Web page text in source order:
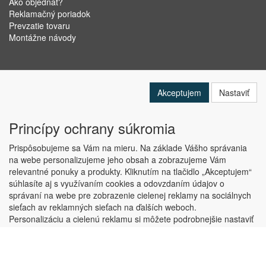
Reklamačný poriadok
Prevzatie tovaru
Montážne návody
Copyright © ABRA Software a.s. 2019
Akceptujem Nastaviť
Princípy ochrany súkromia
Prispôsobujeme sa Vám na mieru. Na základe Vášho správania
na webe personalizujeme jeho obsah a zobrazujeme Vám
relevantné ponuky a produkty. Kliknutím na tlačidlo „Akceptujem“
súhlasíte aj s využívaním cookies a odovzdaním údajov o
správaní na webe pre zobrazenie cielenej reklamy na sociálnych
sieťach av reklamných sieťach na ďalších weboch.
Personalizáciu a cielenú reklamu si môžete podrobnejšie nastaviť